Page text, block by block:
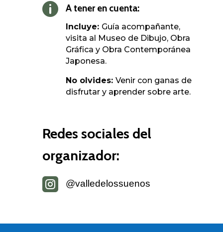
 A tener en cuenta:
Incluye: Guía acompañante,
visita al Museo de Dibujo, Obra
Gráfica y Obra Contemporánea
Japonesa.
No olvides: Venir con ganas de
disfrutar y aprender sobre arte.
Redes sociales del
organizador:
 @valledelossuenos